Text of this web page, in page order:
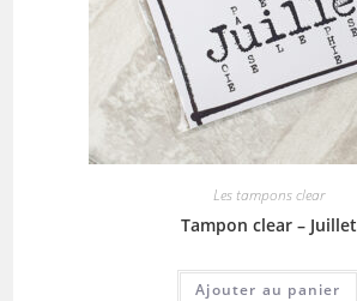
Les tampons clear
Tampon clear – Juillet
Ajouter au panier